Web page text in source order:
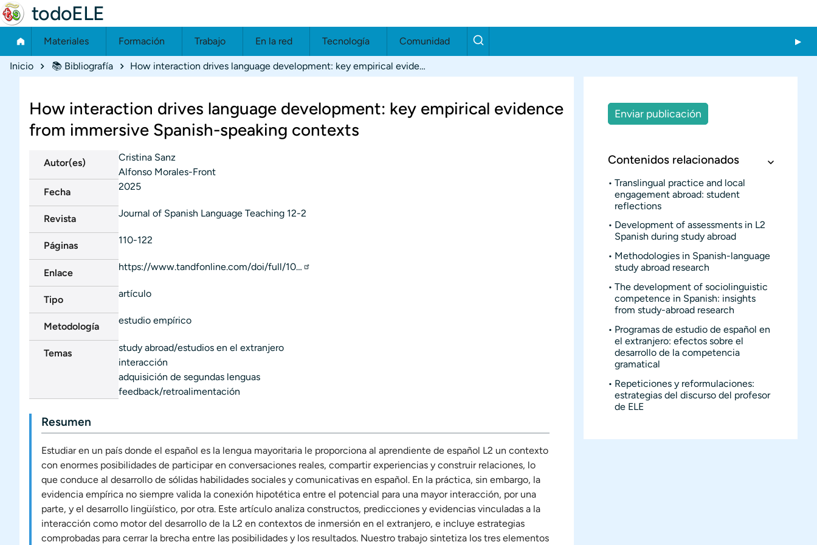
todoELE
Materiales Formación Trabajo En la red Tecnología Comunidad
Ruta de navegación
Inicio 📚 Bibliografía How interaction drives language development: key empirical evidence from immersive Spanish-speaking contexts
How interaction drives language development: key empirical evidence
from immersive Spanish-speaking contexts
Autor(es)
Cristina Sanz
Alfonso Morales-Front
Fecha
2025
Revista
Journal of Spanish Language Teaching 12-2
Páginas
110-122
Enlace
https://www.tandfonline.com/doi/full/10…
Tipo
artículo
Metodología
estudio empírico
Temas
study abroad/estudios en el extranjero
interacción
adquisición de segundas lenguas
feedback/retroalimentación
Resumen
Estudiar en un país donde el español es la lengua mayoritaria le proporciona al aprendiente de español L2 un contexto
con enormes posibilidades de participar en conversaciones reales, compartir experiencias y construir relaciones, lo
que conduce al desarrollo de sólidas habilidades sociales y comunicativas en español. En la práctica, sin embargo, la
evidencia empírica no siempre valida la conexión hipotética entre el potencial para una mayor interacción, por una
parte, y el desarrollo lingüístico, por otra. Este artículo analiza constructos, predicciones y evidencias vinculadas a la
interacción como motor del desarrollo de la L2 en contextos de inmersión en el extranjero, e incluye estrategias
comprobadas para cerrar la brecha entre las posibilidades y los resultados. Nuestro trabajo sintetiza los tres elementos
Enviar publicación
Contenidos relacionados
Translingual practice and local
engagement abroad: student
reflections
Development of assessments in L2
Spanish during study abroad
Methodologies in Spanish-language
study abroad research
The development of sociolinguistic
competence in Spanish: insights
from study-abroad research
Programas de estudio de español en
el extranjero: efectos sobre el
desarrollo de la competencia
gramatical
Repeticiones y reformulaciones:
estrategias del discurso del profesor
de ELE